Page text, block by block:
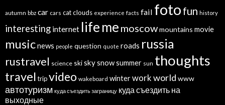
autumn bbz car cars catclouds experience facts fail foto fun history
interesting internet lifeme moscowmountains movie
musicnews people question quote roads russia
rustravel science skiskysnowsummer sun thoughts
travel tripvideo wakeboard winterwork world www
автотуризм куда съездить заграницу куда съездить на
выходные